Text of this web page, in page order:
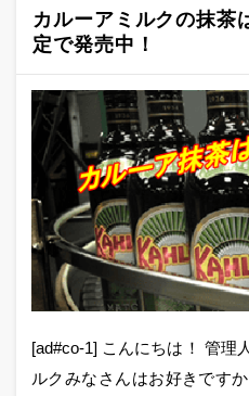
カルーアミルクの抹茶
定で発売中！
[ad#co-1] こんにちは！ 管理
ルクみなさんはお好きです